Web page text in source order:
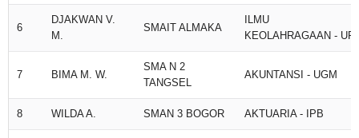
6
DJAKWAN V.
M.
SMAIT ALMAKA
ILMU
KEOLAHRAGAAN - UPI
7 BIMA M. W.
SMA N 2
TANGSEL
AKUNTANSI - UGM
8 WILDA A. SMAN 3 BOGOR AKTUARIA - IPB